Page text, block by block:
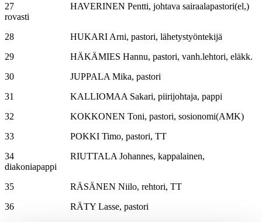
27 HAVERINEN Pentti, johtava sairaalapastori(el,)
rovasti
28 HUKARI Arni, pastori, lähetystyöntekijä
29 HÄKÄMIES Hannu, pastori, vanh.lehtori, eläkk.
30 JUPPALA Mika, pastori
31 KALLIOMAA Sakari, piirijohtaja, pappi
32 KOKKONEN Toni, pastori, sosionomi(AMK)
33 POKKI Timo, pastori, TT
34 RIUTTALA Johannes, kappalainen,
diakoniapappi
35 RÄSÄNEN Niilo, rehtori, TT
36 RÄTY Lasse, pastori